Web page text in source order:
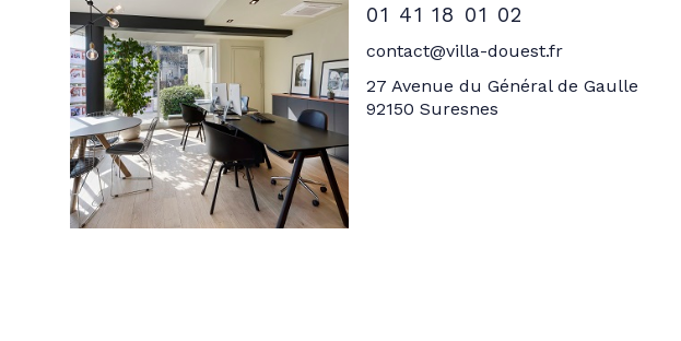
01 41 18 01 02
contact@villa-douest.fr
27 Avenue du Général de Gaulle
92150 Suresnes